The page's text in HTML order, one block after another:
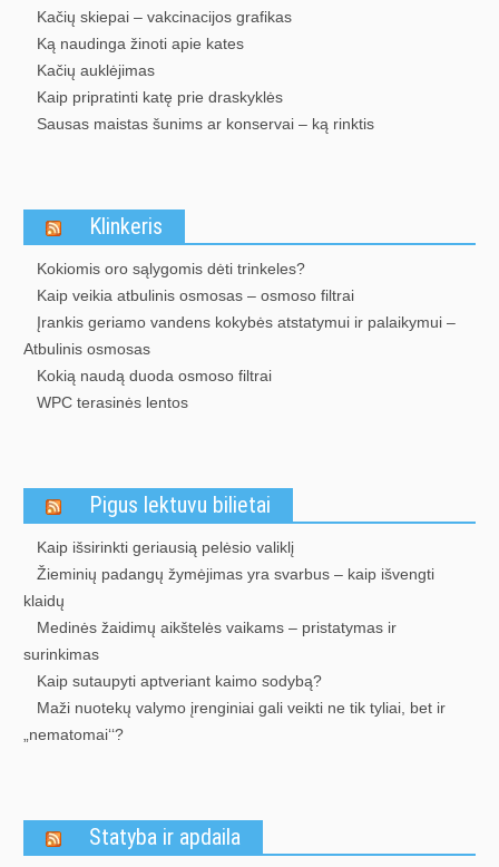
Kačių skiepai – vakcinacijos grafikas
Ką naudinga žinoti apie kates
Kačių auklėjimas
Kaip pripratinti katę prie draskyklės
Sausas maistas šunims ar konservai – ką rinktis
Klinkeris
Kokiomis oro sąlygomis dėti trinkeles?
Kaip veikia atbulinis osmosas – osmoso filtrai
Įrankis geriamo vandens kokybės atstatymui ir palaikymui –
Atbulinis osmosas
Kokią naudą duoda osmoso filtrai
WPC terasinės lentos
Pigus lektuvu bilietai
Kaip išsirinkti geriausią pelėsio valiklį
Žieminių padangų žymėjimas yra svarbus – kaip išvengti
klaidų
Medinės žaidimų aikštelės vaikams – pristatymas ir
surinkimas
Kaip sutaupyti aptveriant kaimo sodybą?
Maži nuotekų valymo įrenginiai gali veikti ne tik tyliai, bet ir
„nematomai‘‘?
Statyba ir apdaila